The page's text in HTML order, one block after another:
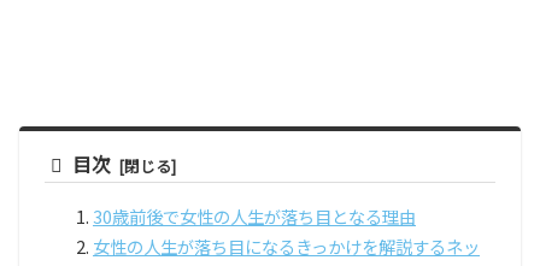
目次
30歳前後で女性の人生が落ち目となる理由
女性の人生が落ち目になるきっかけを解説するネッ